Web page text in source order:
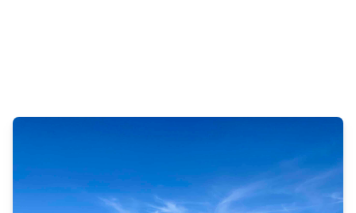
Revontuli Lakeland Village – Die
Glas-iglus
Siirry